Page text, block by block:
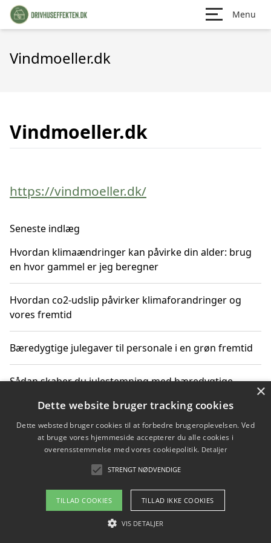
Menu
Vindmoeller.dk
Vindmoeller.dk
https://vindmoeller.dk/
Seneste indlæg
Hvordan klimaændringer kan påvirke din alder: brug
en hvor gammel er jeg beregner
Hvordan co2-udslip påvirker klimaforandringer og
vores fremtid
Bæredygtige julegaver til personale i en grøn fremtid
Sådan skaber du julestemning med bæredygtige
Sådan skaber du et bæredygtigt hjem med familien i
Copyright 2026 - Pilanto Aps
Om / kontakt
×
Dette website bruger tracking cookies
Dette websted bruger cookies til at forbedre brugeroplevelsen. Ved
at bruge vores hjemmeside accepterer du alle cookies i
overensstemmelse med vores cookiepolitik. Detaljer
STRENGT NØDVENDIGE
TILLAD COOKIES TILLAD IKKE COOKIES
VIS DETALJER